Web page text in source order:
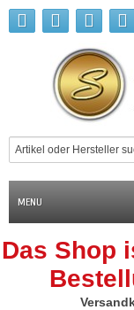
MENU
Das Shop